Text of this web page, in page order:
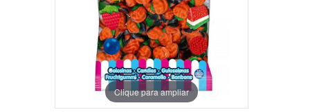
Clique para ampliar